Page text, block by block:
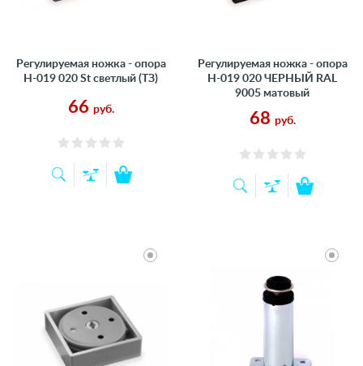
Регулируемая ножка - опора
Н-019 020 St светлый (ТЗ)
66 руб.
Регулируемая ножка - опора
Н-019 020 ЧЕРНЫЙ RAL
9005 матовый
68 руб.